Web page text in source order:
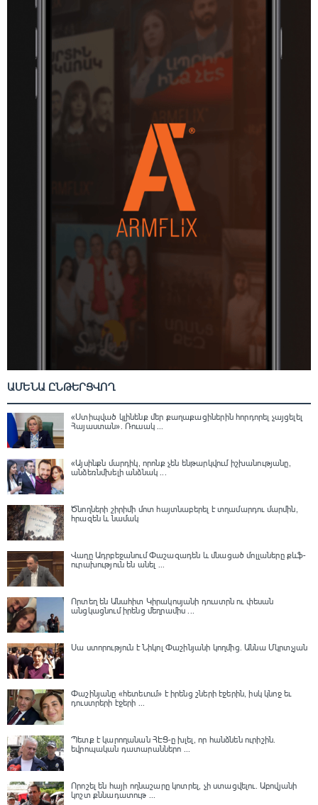
ԱՄԵՆԱ ԸՆԹԵՐՑՎՈՂ
«Ստիպված կլինենք մեր քաղաքացիներին հորդորել չայցելել
Հայաստան»․ Ռուսակ ...
«Այսինքն մարդիկ, որոնք չեն ենթարկվում իշխանությանը,
անձեռնմխելի անձնակ ...
Ծնողների շիրիմի մոտ հայտնաբերել է տղամարդու մարմին,
հրազեն և նամակ
Վաղը Ադրբեջանում Փաշազադեն և մնացած մոլլաները քևֆ-
ուրախություն են անել ...
Որտեղ են Անահիտ Կիրակոսյանի դուստրն ու փեսան
անցկացնում իրենց մեղրամիս ...
Սա ստորություն է Նիկոլ Փաշինյանի կողմից․ Աննա Մկրտչյան
Փաշինյանը «հետեւում» է իրենց շների էջերին, իսկ կնոջ եւ
դուստրերի էջերի ...
Պետք է կարողանան ՀԷՑ-ը խլել, որ հանձնեն ուրիշին.
եվրոպական դատարաններո ...
Որոշել են հայի ողնաշարը կոտրել, չի ստացվելու․ Աբովյանի
կոշտ քննադատութ ...